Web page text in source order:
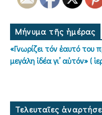
Μήνυμα τῆς ἡμέρας
«Γνωρίζει τόν ἑαυτό του
μεγάλη ἰδέα γι’ αὐτόν» (
Τελευταῖες